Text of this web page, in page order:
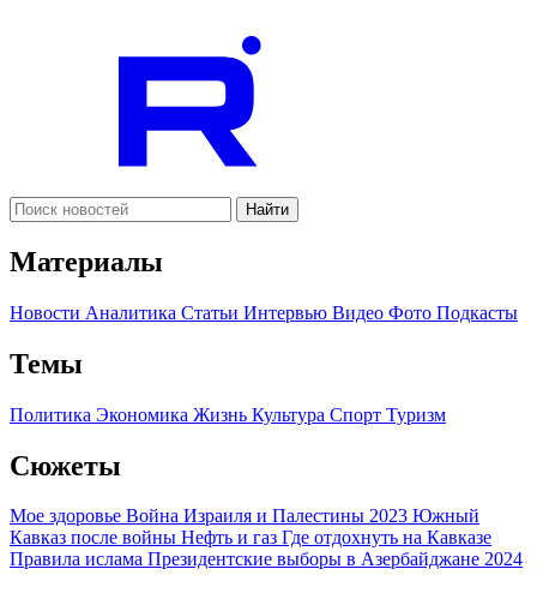
Найти
Материалы
Новости Аналитика Статьи Интервью Видео Фото Подкасты
Темы
Политика Экономика Жизнь Культура Спорт Туризм
Сюжеты
Мое здоровье Война Израиля и Палестины 2023 Южный
Кавказ после войны Нефть и газ Где отдохнуть на Кавказе
Правила ислама Президентские выборы в Азербайджане 2024